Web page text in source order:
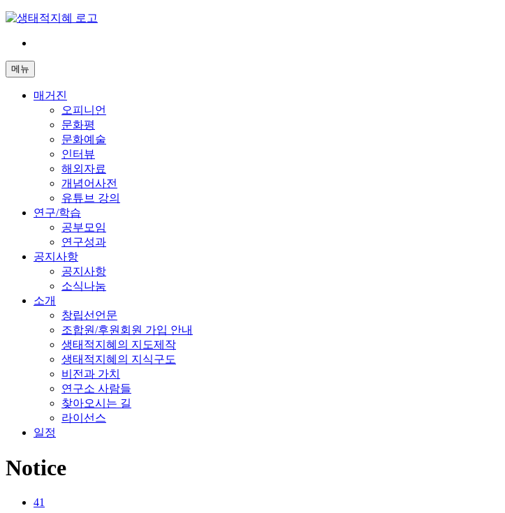
Skip
content
은
메뉴
매거진
오피니언
문화평
문화예술
인터뷰
해외자료
개념어사전
유튜브 강의
연구/학습
공부모임
연구성과
공지사항
공지사항
소식나눔
소개
창립선언문
조합원/후원회원 가입 안내
생태적지혜의 지도제작
생태적지혜의 지식구도
비전과 가치
연구소 사람들
찾아오시는 길
라이선스
일정
Notice
41